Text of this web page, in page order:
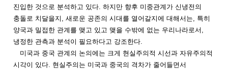
진입한 것으로 분석하고 있다.하지만 향후 미중관계가 신냉전의
충돌로 치달을지 ,새로운 공존의 시대를 열어갈지에 대해서는, 특히
양국과 밀접한 관계를 맺고 있고 맺을 수밖에 없는 우리나라로서 ,
냉정한 관측과 분석이 필요하다고 강조한다.
미국과 중국 관계의 논의에는 크게 현실주의적 시선과 자유주의적
시각이 있다. 현실주의는 미국과 중국의 격차가 줄어들면서